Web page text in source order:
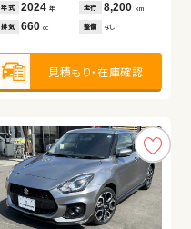
年式 2024年 走行 8,200 km
排気 660cc 整備 なし
見積もり・在庫確認
諸費用：17.6万円 （税込）
保証 なし 住所 福島県
排気 3,500cc 整備 なし
年式 2014年 走行 68,200km
排気 2,000 整備 法定整備付
見積もり・在庫確認